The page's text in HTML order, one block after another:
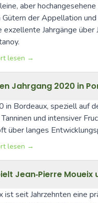
aber
der Appellation
exzellente Jahrgänge
lesen →
Jahrgang 2020 in
in Bordeaux, speziell auf
und intensiver
über langes
lesen →
Jean‑Pierre
ist seit Jahrzehnten eine